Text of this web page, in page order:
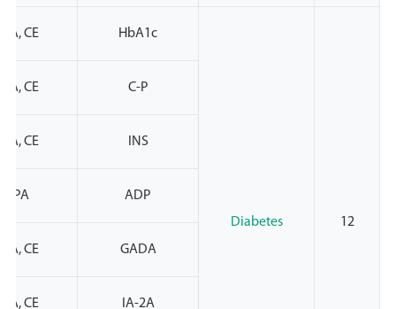
12
Diabetes
HbA1c
CE
C-P
CE
INS
CE
ADP
GADA
CE
IA-2A
CE